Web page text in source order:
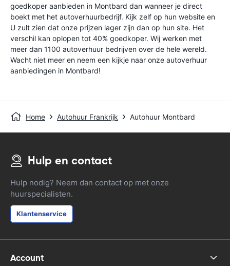
goedkoper aanbieden in Montbard dan wanneer je direct
boekt met het autoverhuurbedrijf. Kijk zelf op hun website en
U zult zien dat onze prijzen lager zijn dan op hun site. Het
verschil kan oplopen tot 40% goedkoper. Wij werken met
meer dan 1100 autoverhuur bedrijven over de hele wereld.
Wacht niet meer en neem een kijkje naar onze autoverhuur
aanbiedingen in Montbard!
Home Autohuur Frankrijk Autohuur Montbard
Hulp en contact
Hulp nodig? Neem dan contact op met onze
huurspecialisten.
Klantenservice
Account